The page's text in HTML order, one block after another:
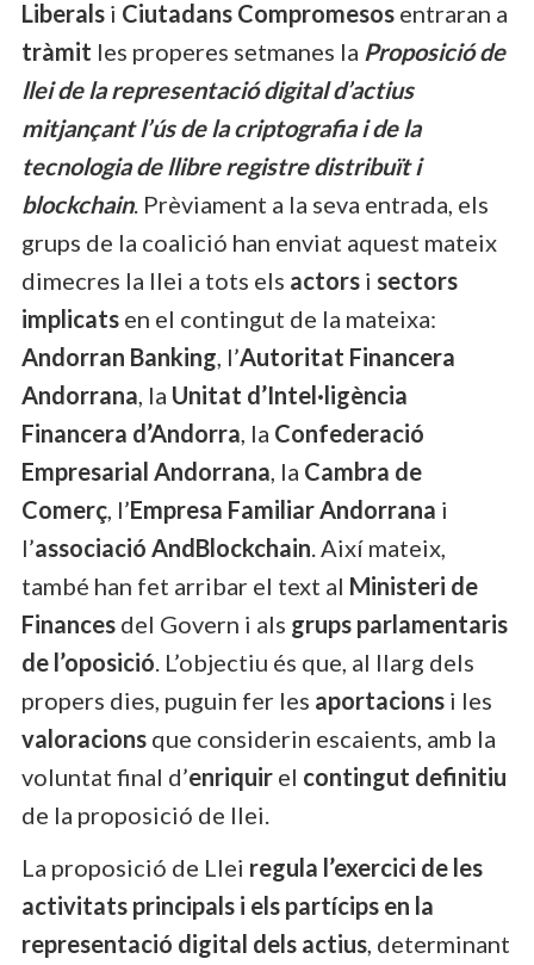
Liberals i Ciutadans Compromesos entraran a
tràmit les properes setmanes la Proposició de
llei de la representació digital d’actius
mitjançant l’ús de la criptografia i de la
tecnologia de llibre registre distribuït i
blockchain. Prèviament a la seva entrada, els
grups de la coalició han enviat aquest mateix
dimecres la llei a tots els actors i sectors
implicats en el contingut de la mateixa:
Andorran Banking, l’Autoritat Financera
Andorrana, la Unitat d’Intel·ligència
Financera d’Andorra, la Confederació
Empresarial Andorrana, la Cambra de
Comerç, l’Empresa Familiar Andorrana i
l’associació AndBlockchain. Així mateix,
també han fet arribar el text al Ministeri de
Finances del Govern i als grups parlamentaris
de l’oposició. L’objectiu és que, al llarg dels
propers dies, puguin fer les aportacions i les
valoracions que considerin escaients, amb la
voluntat final d’enriquir el contingut definitiu
de la proposició de llei.
La proposició de Llei regula l’exercici de les
activitats principals i els partícips en la
representació digital dels actius, determinant